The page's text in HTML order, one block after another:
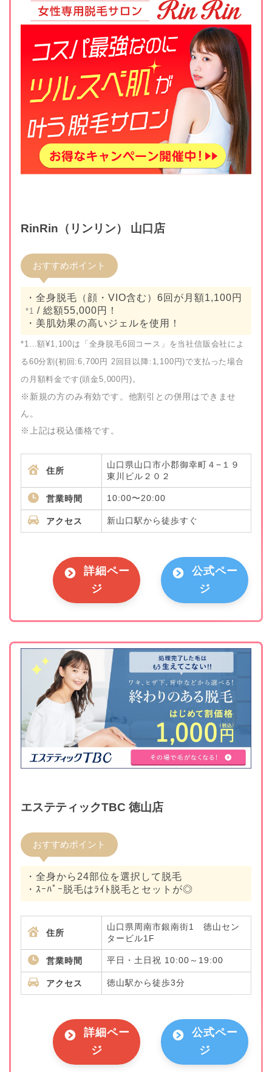
RinRin（リンリン） 山口店
おすすめポイント
・全身脱毛（顔・VIO含む）6回が月額1,100円
*1 / 総額55,000円！
・美肌効果の高いジェルを使用！
*1…額¥1,100は「全身脱毛6回コース」を当社信販会社によ
る60分割(初回:6,700円 2回目以降:1,100円)で支払った場合
の月額料金です(頭金5,000円)。
※新規の方のみ有効です。他割引との併用はできませ
ん。
※上記は税込価格です。
住所
山口県山口市小郡御幸町４−１９
東川ビル２０２
営業時間 10:00〜20:00
アクセス 新山口駅から徒歩すぐ
詳細ペー
ジ
公式ペー
ジ
エステティックTBC 徳山店
おすすめポイント
・全身から24部位を選択して脱毛
・ｽｰﾊﾟｰ脱毛はﾗｲﾄ脱毛とセットが◎
住所
山口県周南市銀南街1 徳山セン
タービル1F
営業時間 平日・土日祝 10:00～19:00
アクセス 徳山駅から徒歩3分
詳細ペー
ジ
公式ペー
ジ